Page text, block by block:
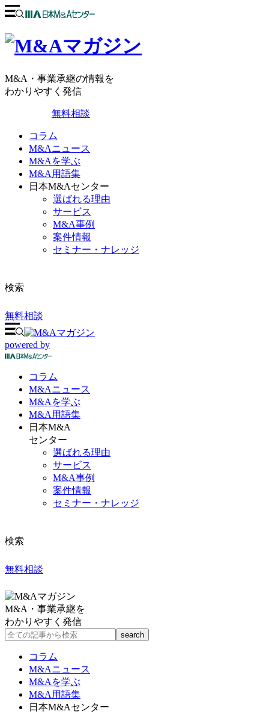
M&A・事業承継の情報を
わかりやすく発信
無料相談
コラム
M&Aニュース
M&Aを学ぶ
M&A用語集
日本M&Aセンター
選ばれる理由
サービス
M&A事例
案件情報
セミナー・ナレッジ
検索
無料相談
powered by
コラム
M&Aニュース
M&Aを学ぶ
M&A 用語集
日本M&A
センター
選ばれる理由
サービス
M&A事例
案件情報
セミナー・ナレッジ
検索
無料相談
M&A・事業承継を
わかりやすく発信
コラム
M&Aニュース
M&Aを学ぶ
M&A用語集
日本M&Aセンター